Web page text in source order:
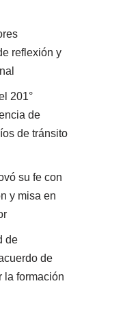
reflexión y
201°
de
de tránsito
su fe con
y misa en
de
de
la formación